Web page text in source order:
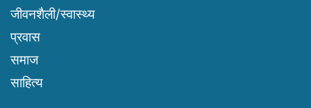
जीवनशैली/स्वास्थ्य
प्रवास
समाज
साहित्य